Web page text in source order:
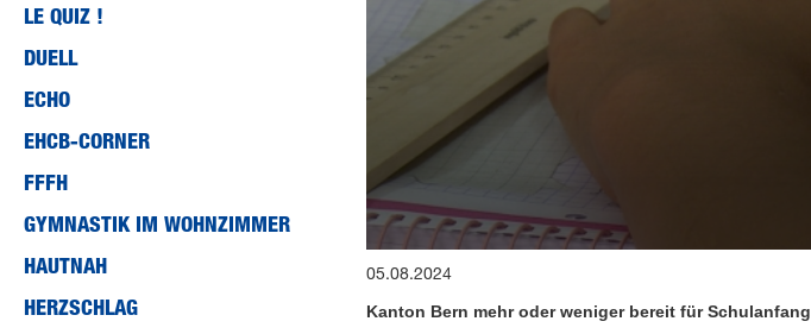
LE QUIZ !
DUELL
ECHO
EHCB-CORNER
FFFH
GYMNASTIK IM WOHNZIMMER
HAUTNAH
HERZSCHLAG
seconds
22
05.08.2024
Kanton Bern mehr oder weniger bereit für Schulanfang